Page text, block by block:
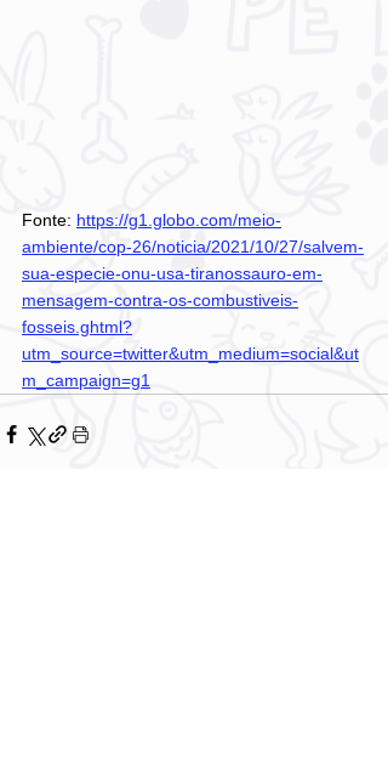
Fonte: https://g1.globo.com/meio-
ambiente/cop-26/noticia/2021/10/27/salvem-
sua-especie-onu-usa-tiranossauro-em-
mensagem-contra-os-combustiveis-
fosseis.ghtml?
utm_source=twitter&utm_medium=social&ut
m_campaign=g1